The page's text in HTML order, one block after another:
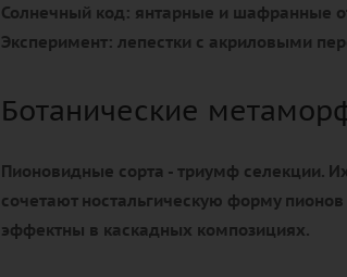
Солнечный код: янтарные и шафранные
Эксперимент: лепестки с акриловыми
Ботанические
Пионовидные сорта - триумф селекции.
сочетают ностальгическую форму
эффектны в каскадных композициях.